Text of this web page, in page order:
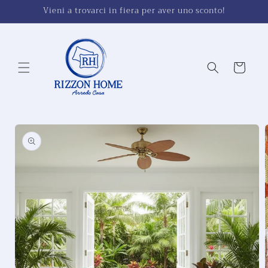
direttamente
ai contenuti
Vieni a trovarci in fiera per aver uno sconto!
Carrello
informazioni
sul
prodotto